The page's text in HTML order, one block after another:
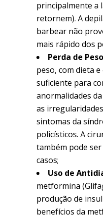
principalmente a
retornem). A
barbear não
mais rápido dos
Perda de
peso, com dieta
suficiente para
anormalidades
as
sintomas da
policísticos. A
também pode
casos;
Uso de
metformina
produção de
benefícios da